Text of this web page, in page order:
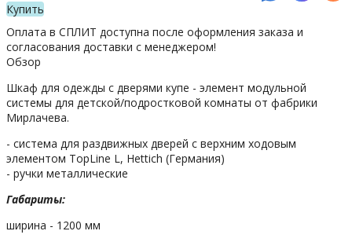
Купить
Оплата в СПЛИТ доступна после оформления заказа и
согласования доставки с менеджером!
Обзор
Шкаф для одежды с дверями купе - элемент модульной
системы для детской/подростковой комнаты от фабрики
Мирлачева.
- система для раздвижных дверей с верхним ходовым
элементом TopLine L, Hettich (Германия)
- ручки металлические
Габариты:
ширина - 1200 мм